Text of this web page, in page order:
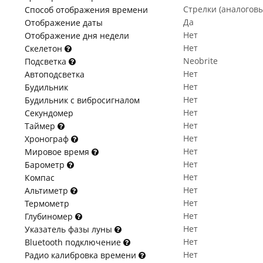
Способ отображения времени
Стрелки
Отображение даты
Да
Отображение дня недели
Нет
Скелетон
Нет
Подсветка
Neobrite
Автоподсветка
Нет
Будильник
Нет
Будильник с вибросигналом
Нет
Секундомер
Нет
Таймер
Нет
Хронограф
Нет
Мировое время
Нет
Барометр
Нет
Компас
Нет
Альтиметр
Нет
Термометр
Нет
Глубиномер
Нет
Указатель фазы луны
Нет
Bluetooth подключение
Нет
Радио калибровка времени
Нет